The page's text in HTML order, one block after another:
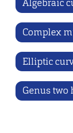
Algebraic
Complex
Elliptic
Genus